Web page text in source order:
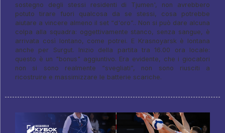
sostegno degli stessi residenti di Tjumen', non avrebbero
potuto tirare fuori qualcosa da se stessi, cosa potrebbe
aiutare a vincere almeno il set “d'oro”.. Non si può dare alcuna
colpa alla squadra: oggettivamente stanco, senza sangue, è
arrivata così lontano, come potrei. E Krasnoyarsk è lontana
anche per Surgut. Inizio della partita tra 16.00 ora locale:
questo è un "bonus" aggiuntivo. Era evidente, che i giocatori
non si sono realmente “svegliati”, non sono riusciti a
ricostruire e massimizzare le batterie scariche.